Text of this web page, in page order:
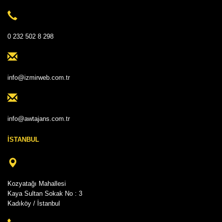
0 232 502 8 298
info@izmirweb.com.tr
info@awtajans.com.tr
İSTANBUL
Kozyatağı Mahallesi
Kaya Sultan Sokak No : 3
Kadıköy / İstanbul